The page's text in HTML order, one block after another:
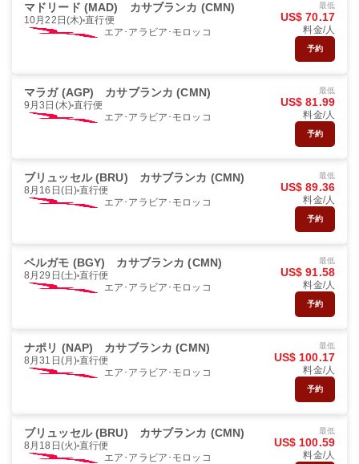
マドリード (MAD) カサブランカ (CMN)
10月22日(木) 直行便
エア･アラビア･モロッコ
最低
US$ 70.17
料金/人
予約
マラガ (AGP) カサブランカ (CMN)
9月3日(木) 直行便
エア･アラビア･モロッコ
最低
US$ 81.99
料金/人
予約
ブリュッセル (BRU) カサブランカ (CMN)
8月16日(日) 直行便
エア･アラビア･モロッコ
最低
US$ 89.36
料金/人
予約
ベルガモ (BGY) カサブランカ (CMN)
8月29日(土) 直行便
エア･アラビア･モロッコ
最低
US$ 91.58
料金/人
予約
ナポリ (NAP) カサブランカ (CMN)
8月31日(月) 直行便
エア･アラビア･モロッコ
最低
US$ 100.17
料金/人
予約
ブリュッセル (BRU) カサブランカ (CMN)
8月18日(火) 直行便
エア･アラビア･モロッコ
最低
US$ 100.59
料金/人